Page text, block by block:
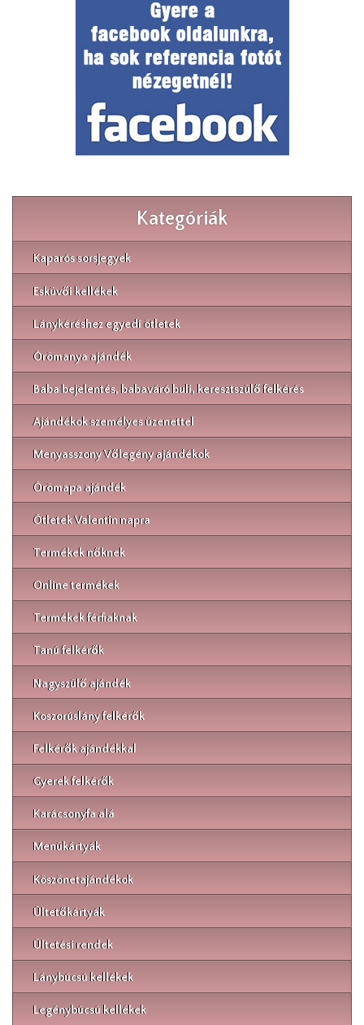
Kategóriák
Kaparós sorsjegyek
Esküvői kellékek
Lánykéréshez egyedi ötletek
Örömanya ajándék
Baba bejelentés, babaváró buli, keresztszülő felkérés
Ajándékok személyes üzenettel
Menyasszony Vőlegény ajándékok
Örömapa ajándék
Ötletek Valentin napra
Termékek nőknek
Online termékek
Termékek férfiaknak
Tanú felkérők
Nagyszülő ajándék
Koszorúslány felkérők
Felkérők ajándékkal
Gyerek felkérők
Karácsonyfa alá
Menükártyák
Köszönetajándékok
Ültetőkártyák
Ültetési rendek
Lánybúcsú kellékek
Legénybúcsú kellékek